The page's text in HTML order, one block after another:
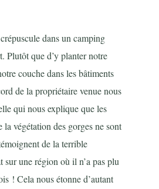
dans un camping
Plutôt que d’y planter notre
couche dans les bâtiments
de la propriétaire venue nous
qui nous explique que les
la végétation des gorges ne sont
de la terrible
sur une région où il n’a pas plu
! Cela nous étonne d’autant